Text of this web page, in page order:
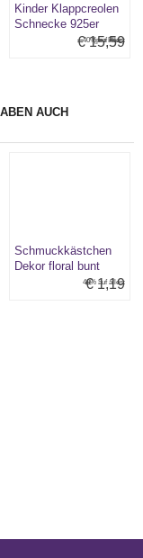
Kinder Klappcreolen
Schnecke 925er
40% auf alles:
€ 15,59
(pro Paar)
AUCH
Schmuckkästchen
Dekor floral bunt
40% auf alles:
€ 1,19